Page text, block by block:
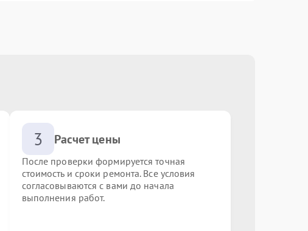
3 Расчет цены
После проверки формируется точная
стоимость и сроки ремонта. Все условия
согласовываются с вами до начала
выполнения работ.